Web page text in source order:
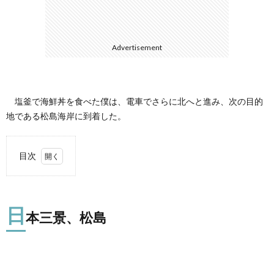
Advertisement
塩釜で海鮮丼を食べた僕は、電車でさらに北へと進み、次の目的
地である松島海岸に到着した。
目次
1.
景、
松島
日本三景、松島